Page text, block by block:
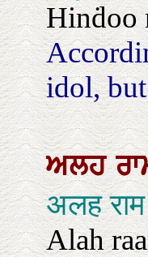
Hinḋoo
idol,
ਅਲਹ
अलह
Alah